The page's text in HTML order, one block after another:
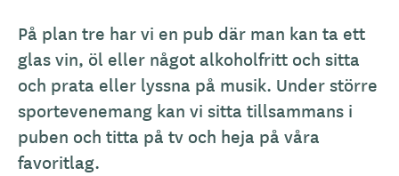
På plan tre har vi en pub där man kan ta ett
glas vin, öl eller något alkoholfritt och sitta
och prata eller lyssna på musik. Under större
sportevenemang kan vi sitta tillsammans i
puben och titta på tv och heja på våra
favoritlag.